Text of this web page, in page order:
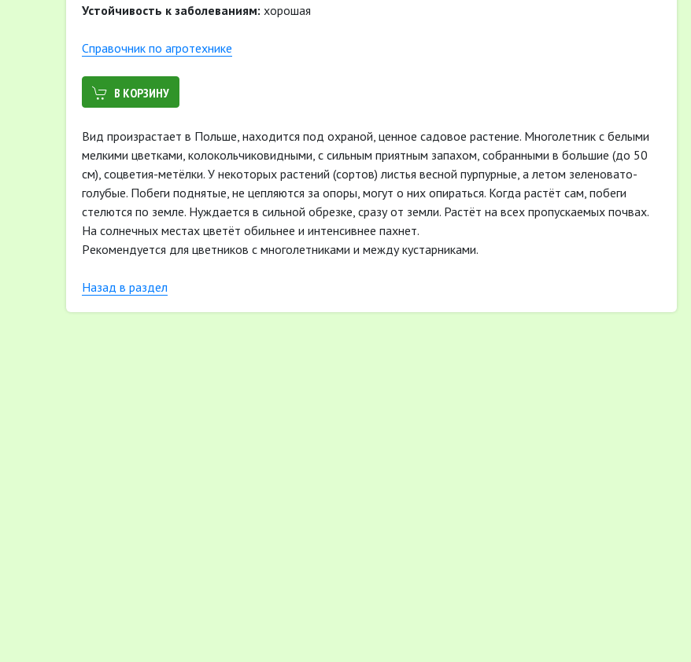
Устойчивость к заболеваниям: хорошая
Cправочник по агротехнике
В КОРЗИНУ
Вид произрастает в Польше, находится под охраной, ценное садовое растение. Многолетник с белыми
мелкими цветками, колокольчиковидными, с сильным приятным запахом, собранными в большие (дo 50
cм), соцветия-метёлки. У некоторых растений (сортов) листья весной пурпурные, а летом зеленовато-
голубые. Побеги поднятые, не цепляются за опоры, могут о них опираться. Когда растёт сам, побеги
стелются по земле. Нуждается в сильной обрезке, сразу от земли. Растёт на всех пропускаемых почвах.
На солнечных местах цветёт обильнее и интенсивнее пахнет.
Pекомендуется для цветников с многолетниками и между кустарниками.
Назад в раздел